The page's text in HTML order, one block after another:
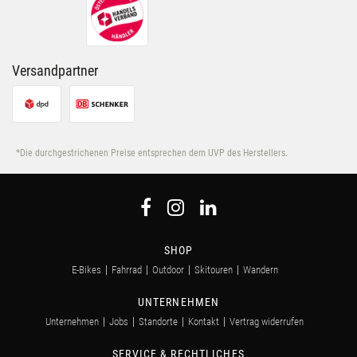
Nutzung der Dienste gesammelt haben.
Versandpartner
*Die durchgestrichenen Preise entsprechen dem UVP des Herstellers.
SHOP
E-Bikes Fahrrad Outdoor Skitouren Wandern
UNTERNEHMEN
Unternehmen Jobs Standorte Kontakt Vertrag widerrufen
SERVICE & RECHTLICHES